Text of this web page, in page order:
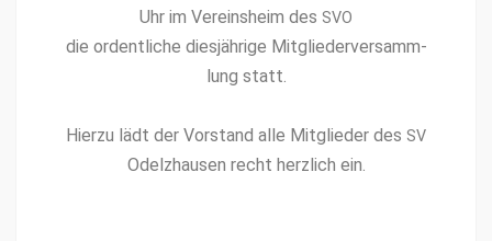
Uhr im Vere­in­sheim des SVO
die ordentliche diesjährige Mit­gliederver­samm­
lung statt.
Hierzu lädt der Vor­stand alle Mit­glieder des SV
Odelzhausen recht her­zlich ein.